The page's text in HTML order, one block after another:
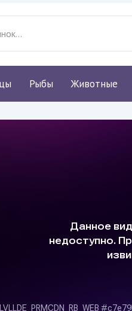
Рыбы Животные